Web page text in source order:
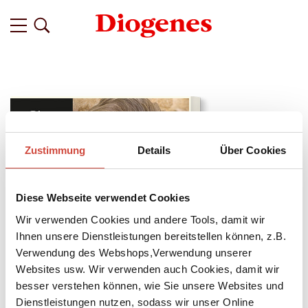
Zustimmung Details Über Cookies
Diese Webseite verwendet Cookies
Wir verwenden Cookies und andere Tools, damit wir
Ihnen unsere Dienstleistungen bereitstellen können, z.B.
Verwendung des Webshops,Verwendung unserer
Websites usw. Wir verwenden auch Cookies, damit wir
besser verstehen können, wie Sie unsere Websites und
Dienstleistungen nutzen, sodass wir unser Online
Download Bilddatei ↘